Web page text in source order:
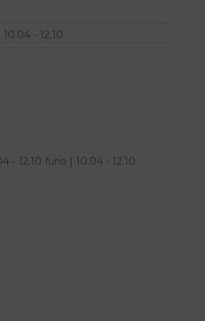
- 12.10
12.10 furio | 10.04 - 12.10